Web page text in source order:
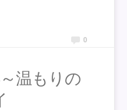
0
温もりの